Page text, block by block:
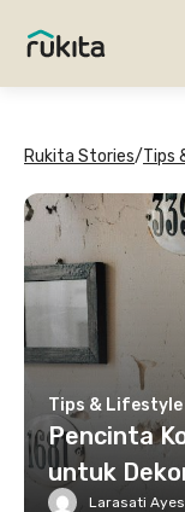
Rukita Stories/Tips
Tips & Lifestyle
Pencinta
untuk
Larasati